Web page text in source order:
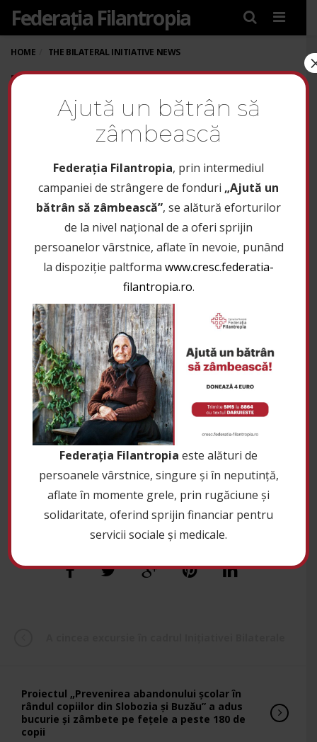
Menu
Federația Filantropia
HOME THE BILATERAL INITIATIVE NEWS
THE FIFTH TRIP UNDER
THE BILATERAL
INITIATIVE
16 februarie 2023
1
Between 13-15 February 2023, the fifth trip was
organized as part of the Bilateral Initiative Integrated
emergency interventions for refugees from Ukraine
in the counties of Iasi and Suceava, financed by the
Romanian Social Development Fund as Program
Operator for the Local Development Program,
poverty reduction and increasing Roma inclusion.
45 refugees including children and their companions
participated in this trip.
This trip was also a real success, its beneficiaries
being extremely happy and satisfied with what they
Proiectul „Prevenirea abandonului școlar în
rândul copiilor din Slobozia și Buzău” a adus
bucurie și zâmbete pe fețele a peste 180 de
copii
Ajută un bătrân să
zâmbească
Federaţia Filantropia, prin intermediul
campaniei de strângere de fonduri „Ajută un
bătrân să zâmbească”, se alătură eforturilor
de la nivel național de a oferi sprijin
persoanelor vârstnice, aflate în nevoie, punând
la dispoziție paltforma www.cresc.federatia-
filantropia.ro.
Federația Filantropia este alături de
persoanele vârstnice, singure și în neputință,
aflate în momente grele, prin rugăciune și
solidaritate, oferind sprijin financiar pentru
servicii sociale și medicale.